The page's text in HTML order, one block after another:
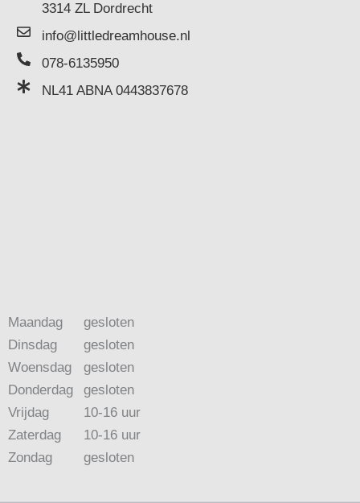
3314 ZL Dordrecht
info@littledreamhouse.nl
078-6135950
NL41 ABNA 0443837678
Maandag
Dinsdag
Woensdag
Donderdag
Vrijdag
Zaterdag
Zondag
gesloten
gesloten
gesloten
gesloten
10-16 uur
10-16 uur
gesloten